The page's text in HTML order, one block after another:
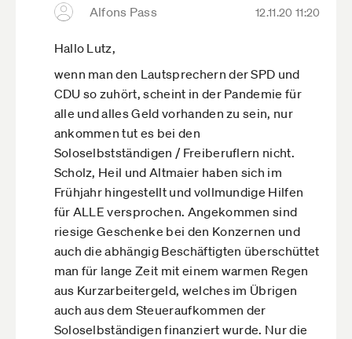
Alfons Pass 12.11.20 11:20
Hallo Lutz,
wenn man den Lautsprechern der SPD und
CDU so zuhört, scheint in der Pandemie für
alle und alles Geld vorhanden zu sein, nur
ankommen tut es bei den
Soloselbstständigen / Freiberuflern nicht.
Scholz, Heil und Altmaier haben sich im
Frühjahr hingestellt und vollmundige Hilfen
für ALLE versprochen. Angekommen sind
riesige Geschenke bei den Konzernen und
auch die abhängig Beschäftigten überschüttet
man für lange Zeit mit einem warmen Regen
aus Kurzarbeitergeld, welches im Übrigen
auch aus dem Steueraufkommen der
Soloselbständigen finanziert wurde. Nur die